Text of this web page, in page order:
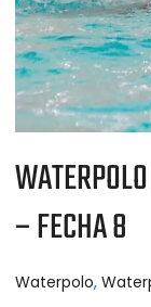
– FECHA 8
Waterpolo,